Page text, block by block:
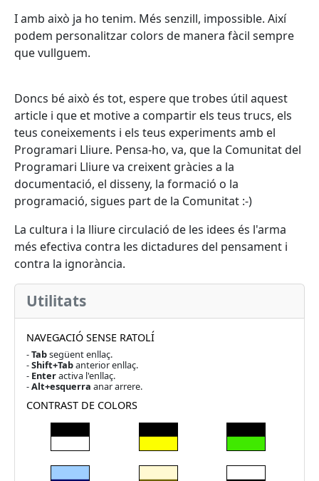
I amb això ja ho tenim. Més senzill, impossible. Així
podem personalitzar colors de manera fàcil sempre
que vullguem.
Doncs bé això és tot, espere que trobes útil aquest
article i que et motive a compartir els teus trucs, els
teus coneixements i els teus experiments amb el
Programari Lliure. Pensa-ho, va, que la Comunitat del
Programari Lliure va creixent gràcies a la
documentació, el disseny, la formació o la
programació, sigues part de la Comunitat :-)
La cultura i la lliure circulació de les idees és l'arma
més efectiva contra les dictadures del pensament i
contra la ignorància.
Utilitats
NAVEGACIÓ SENSE RATOLÍ
-Tabsegüent enllaç.
-Shift+Tabanterior enllaç.
- Enteractiva l'enllaç.
-Alt+esquerra anar arrere.
CONTRAST DE COLORS